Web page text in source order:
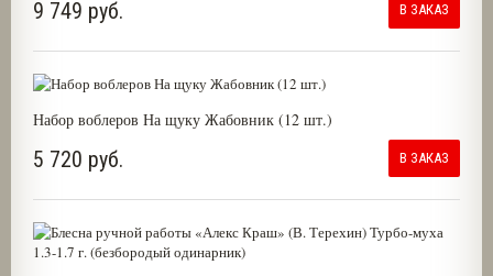
9 749 руб. В ЗАКАЗ
Набор воблеров На щуку Жабовник (12 шт.)
5 720 руб. В ЗАКАЗ